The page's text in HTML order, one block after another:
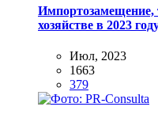
хозяйстве в 2023
Июл, 2023
1663
379